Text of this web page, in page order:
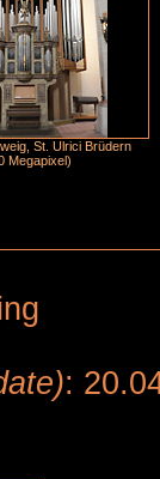
St. Ulrici Brüdern
Megapixel)
: